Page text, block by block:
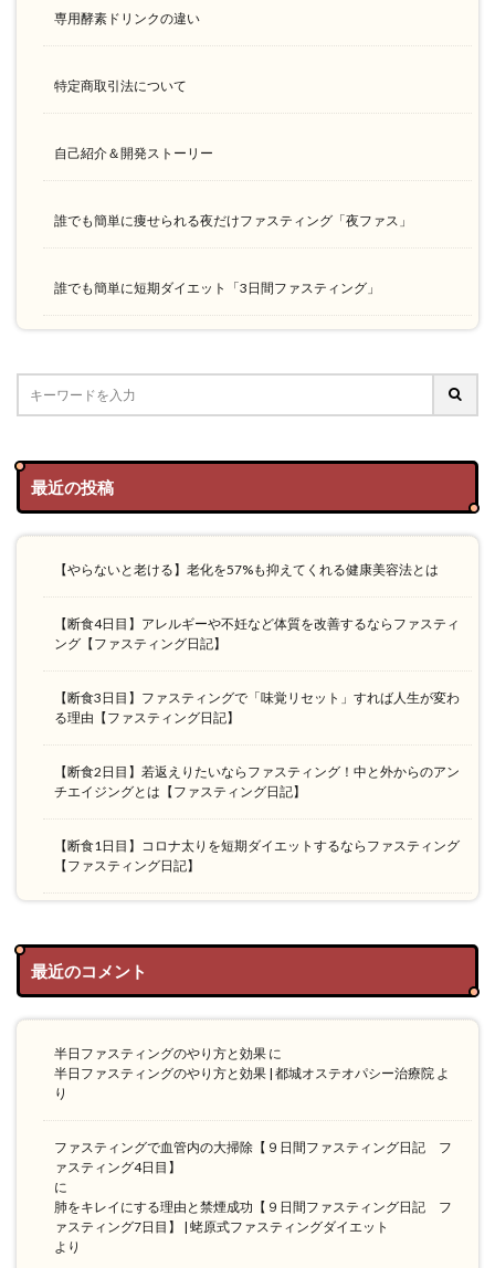
専用酵素ドリンクの違い
特定商取引法について
自己紹介＆開発ストーリー
誰でも簡単に痩せられる夜だけファスティング「夜ファス」
誰でも簡単に短期ダイエット「3日間ファスティング」
最近の投稿
【やらないと老ける】老化を57%も抑えてくれる健康美容法とは
【断食4日目】アレルギーや不妊など体質を改善するならファスティ
ング【ファスティング日記】
【断食3日目】ファスティングで「味覚リセット」すれば人生が変わ
る理由【ファスティング日記】
【断食2日目】若返えりたいならファスティング！中と外からのアン
チエイジングとは【ファスティング日記】
【断食1日目】コロナ太りを短期ダイエットするならファスティング
【ファスティング日記】
最近のコメント
半日ファスティングのやり方と効果 に
半日ファスティングのやり方と効果 | 都城オステオパシー治療院 よ
り
ファスティングで血管内の大掃除【９日間ファスティング日記 フ
ァスティング4日目】
に
肺をキレイにする理由と禁煙成功【９日間ファスティング日記 フ
ァスティング7日目】 | 蛯原式ファスティングダイエット
より